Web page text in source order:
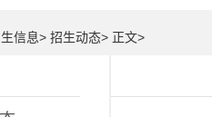
信息> 招生动态> 正文>